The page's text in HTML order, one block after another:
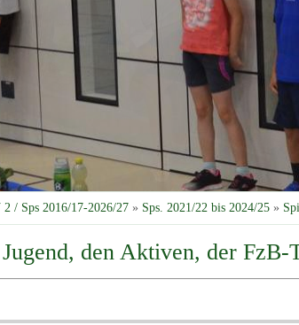
/ Sps 2016/17-2026/27 » Sps. 2021/22 bis 2024/25 »
den Aktiven, der FzB-